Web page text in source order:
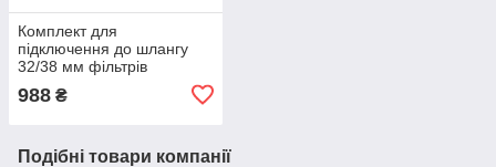
Комплект для
підключення до шлангу
32/38 мм фільтрів
988 ₴
Подібні товари компанії